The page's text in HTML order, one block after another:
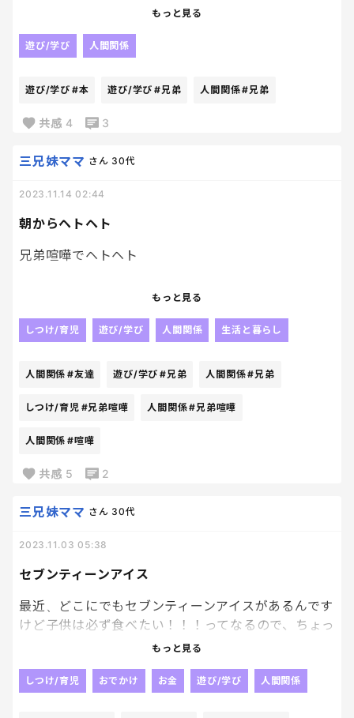
毎日、こんな仲良しの三兄弟だと良いなぁ。
もっと見る
遊び/学び 人間関係
遊び/学び #本 遊び/学び #兄弟 人間関係#兄弟
共感 4 3
朝からヘトヘト
三兄妹ママ さん 30代
2023.11.14 02:44
兄弟喧嘩でヘトヘト
どうして、お友達には許せることが兄弟同士だと許
お互いがお互いに厳しくてすぐ喧嘩になって
大人になっても仲悪い兄弟になったら嫌だなぁと悩
もっと見る
しつけ/育児 遊び/学び 人間関係 生活と暮らし
人間関係 #友達 遊び/学び #兄弟 人間関係#兄弟
しつけ/育児 #兄弟喧嘩 人間関係#兄弟喧嘩
人間関係 #喧嘩
共感 5 2
セブンティーンアイス
三兄妹ママ さん 30代
2023.11.03 05:38
最近、どこにでもセブンティーンアイスがあるんです
けど子供は必ず食べたい！！！ってなるので、ちょっ
我が家は3人兄弟なので、特に一回での出費も多くな
もっと見る
しつけ/育児 おでかけ お金 遊び/学び 人間関係